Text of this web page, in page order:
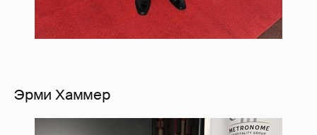
Эрми Хаммер